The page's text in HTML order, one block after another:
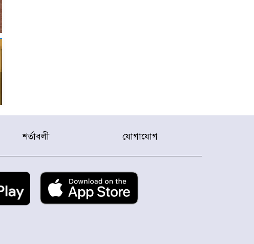
শর্তাবলী যোগাযোগ